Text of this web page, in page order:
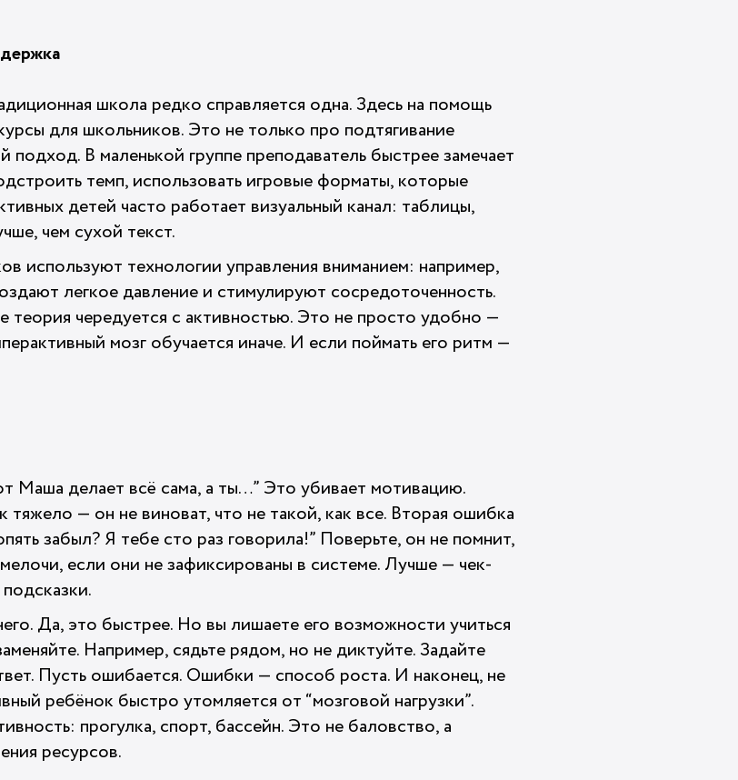
школа редко справляется одна. Здесь на помощь
для школьников. Это не только про подтягивание
подход. В маленькой группе преподаватель быстрее замечает
темп, использовать игровые форматы, которые
детей часто работает визуальный канал: таблицы,
чем сухой текст.
используют технологии управления вниманием: например,
легкое давление и стимулируют сосредоточенность.
теория чередуется с активностью. Это не просто удобно —
мозг обучается иначе. И если поймать его ритм —
Маша делает всё сама, а ты…” Это убивает мотивацию.
тяжело — он не виноват, что не такой, как все. Вторая ошибка
забыл? Я тебе сто раз говорила!” Поверьте, он не помнит,
если они не зафиксированы в системе. Лучше — чек-
Да, это быстрее. Но вы лишаете его возможности учиться
Например, сядьте рядом, но не диктуйте. Задайте
Пусть ошибается. Ошибки — способ роста. И наконец, не
ребёнок быстро утомляется от “мозговой нагрузки”.
прогулка, спорт, бассейн. Это не баловство, а
ресурсов.